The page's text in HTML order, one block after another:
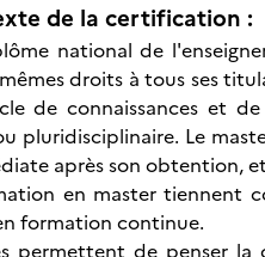
de la certification :
national de
droits à tous ses
de connaissances et
pluridisciplinaire. Le
après son obtention,
en master tiennent
formation continue.
permettent de penser